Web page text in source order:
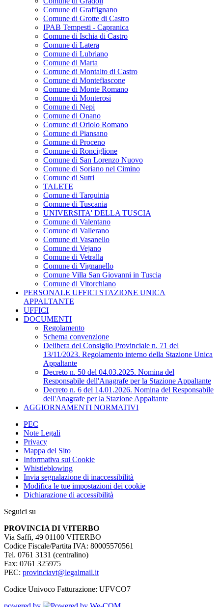
Comune di Graffignano
Comune di Grotte di Castro
IPAB Tempesti - Capranica
Comune di Ischia di Castro
Comune di Latera
Comune di Lubriano
Comune di Marta
Comune di Montalto di Castro
Comune di Montefiascone
Comune di Monte Romano
Comune di Monterosi
Comune di Nepi
Comune di Onano
Comune di Oriolo Romano
Comune di Piansano
Comune di Proceno
Comune di Ronciglione
Comune di San Lorenzo Nuovo
Comune di Soriano nel Cimino
Comune di Sutri
TALETE
Comune di Tarquinia
Comune di Tuscania
UNIVERSITA' DELLA TUSCIA
Comune di Valentano
Comune di Vallerano
Comune di Vasanello
Comune di Vejano
Comune di Vetralla
Comune di Vignanello
Comune Villa San Giovanni in Tuscia
Comune di Vitorchiano
PERSONALE UFFICI STAZIONE UNICA
APPALTANTE
UFFICI
DOCUMENTI
Regolamento
Schema convenzione
Delibera del Consiglio Provinciale n. 71 del
13/11/2023. Regolamento interno della Stazione Unica
Appaltante
Decreto n. 50 del 04.03.2025. Nomina del
Responsabile dell'Anagrafe per la Stazione Appaltante
Decreto n. 6 del 14.01.2026. Nomina del Responsabile
dell'Anagrafe per la Stazione Appaltante
AGGIORNAMENTI NORMATIVI
PEC
Note Legali
Privacy
Mappa del Sito
Informativa sui Cookie
Whistleblowing
Invia segnalazione di inaccessibilità
Modifica le tue impostazioni dei cookie
Dichiarazione di accessibilità
Seguici su
PROVINCIA DI VITERBO
Via Saffi, 49 01100 VITERBO
Codice Fiscale/Partita IVA: 80005570561
Tel. 0761 3131 (centralino)
Fax: 0761 325975
PEC: provinciavt@legalmail.it
Codice Univoco Fatturazione: UFVCO7